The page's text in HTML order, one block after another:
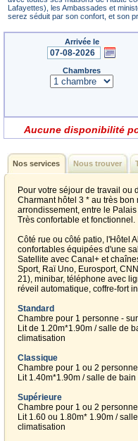
Lafayettes), les Ambassades et
serez séduit par son confort, et son
Arrivée le
Chambres
Aucune disponibilité
Nos services Nous trouver
Pour votre séjour de travail ou
Charmant hôtel 3 * au très
arrondissement, entre le
Très confortable et fonctionnel.
Côté rue ou côté patio, l'Hôtel
confortables équipées d'une
Satellite avec Canal+ et
Sport, Raï Uno, Eurosport,
21), minibar, téléphone avec
réveil automatique, coffre-fort
Standard
Chambre pour 1 personne -
Lit de 1.20m*1.90m / salle de
climatisation
Classique
Chambre pour 1 ou 2
Lit 1.40m*1.90m / salle de
Supérieure
Chambre pour 1 ou 2
Lit 1.60 ou 1.80m* 1.90m /
climatisation